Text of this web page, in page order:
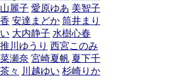
麗子 愛原ゆあ 美智子
安達まどか 筒井まり
大内静子 水樹心春
推川ゆうり 西宮このみ
瀬奈 宮崎夏帆 夏下千
々 川越ゆい 杉崎りか